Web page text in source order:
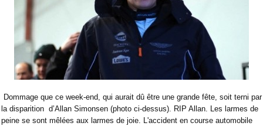
Dommage que ce week-end, qui aurait dû être une grande fête, soit terni par
la disparition d’Allan Simonsen (photo ci-dessus). RIP Allan. Les larmes de
peine se sont mêlées aux larmes de joie. L'accident en course automobile